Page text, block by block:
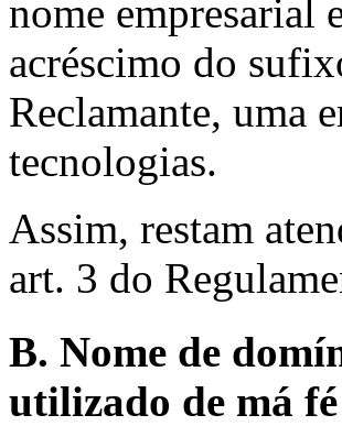
nome empresarial
acréscimo do
Reclamante, uma
tecnologias.
Assim, restam
art. 3 do
B. Nome de
utilizado de má fé